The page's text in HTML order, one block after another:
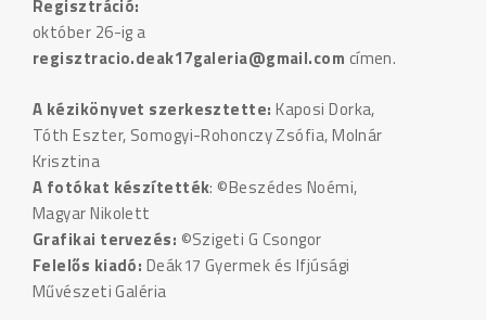
Regisztráció:
október 26-ig a
regisztracio.deak17galeria@gmail.com címen.
A kézikönyvet szerkesztette: Kaposi Dorka,
Tóth Eszter, Somogyi-Rohonczy Zsófia, Molnár
Krisztina
A fotókat készítették: ©Beszédes Noémi,
Magyar Nikolett
Grafikai tervezés: ©Szigeti G Csongor
Felelős kiadó: Deák17 Gyermek és Ifjúsági
Művészeti Galéria